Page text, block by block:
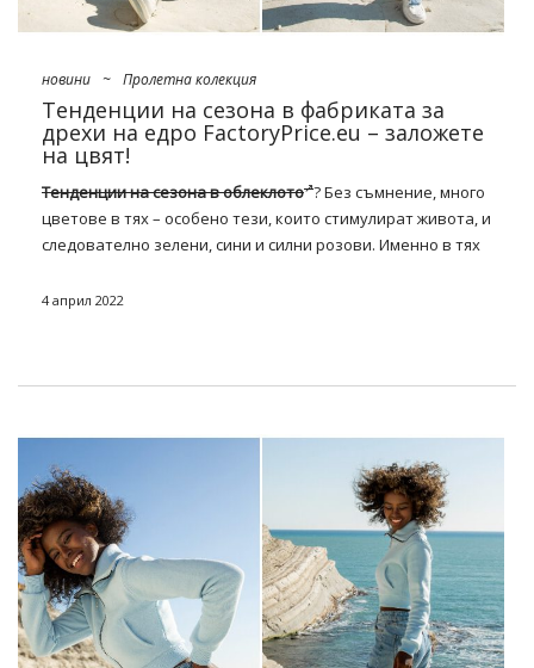
новини ~ Пролетна колекция
Тенденции на сезона в фабриката за
дрехи на едро FactoryPrice.eu – заложете
на цвят!
Тенденции на сезона в облеклото ? Без съмнение, много
цветове в тях – особено тези, които стимулират живота, и
следователно зелени, сини и силни розови. Именно в тях
придружена от оригинални декорации. Вижте нашия
Тенденции на сезона в търговец
на едро на дрехи FactoryPrice.eu
Пролетта 2022 е завръщане към модните детски
площадки — форма и цвят.
Тенденции на сезона в
женскотооблекло на едро
Следователно те са пълни с
ретро стилове и декорации, както и модели от 60,/70
години, които ще оживят всяка комбинация, независимо
от случая. Има много оригинални материали, ръбове и
връзки, а за смелите и чувствени изрези — по гърба,
4 април 2022